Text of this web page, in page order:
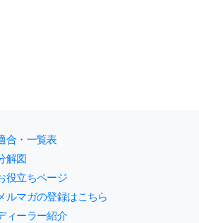
合・一覧表
解図
役立ちページ
ルマガの登録はこちら
ィーラー紹介